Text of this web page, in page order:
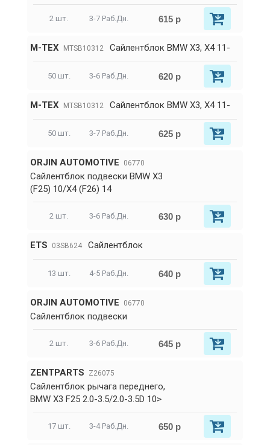
2 шт. 3-7 Раб.Дн. 615 р
M-TEX MTSB10312 Сайлентблок BMW X3, X4 11-
50 шт. 3-6 Раб.Дн. 620 р
M-TEX MTSB10312 Сайлентблок BMW X3, X4 11-
50 шт. 3-7 Раб.Дн. 625 р
ORJIN AUTOMOTIVE 06770
Сайлентблок подвески BMW X3
(F25) 10/X4 (F26) 14
2 шт. 3-6 Раб.Дн. 630 р
ETS 03SB624 Сайлентблок
13 шт. 4-5 Раб.Дн. 640 р
ORJIN AUTOMOTIVE 06770
Сайлентблок подвески
2 шт. 3-6 Раб.Дн. 645 р
ZENTPARTS Z26075
Сайлентблок рычага переднего,
BMW X3 F25 2.0-3.5/2.0-3.5D 10>
17 шт. 3-4 Раб.Дн. 650 р